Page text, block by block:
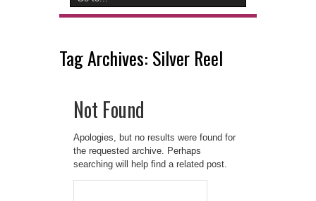
Tag Archives: Silver Reel
Not Found
Apologies, but no results were found for
the requested archive. Perhaps
searching will help find a related post.